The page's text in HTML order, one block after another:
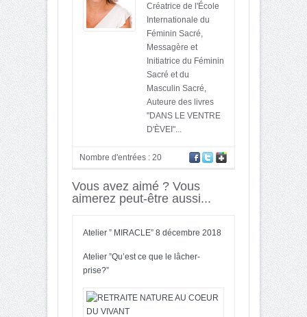
Créatrice de l'École
Internationale du
Féminin Sacré,
Messagère et
Initiatrice du Féminin
Sacré et du
Masculin Sacré,
Auteure des livres
"DANS LE VENTRE
D'ÈVEI"...
Nombre d'entrées : 20
Vous avez aimé ? Vous
aimerez peut-être aussi...
Atelier ” MIRACLE” 8 décembre 2018
Atelier ”Qu’est ce que le lâcher-
prise?”